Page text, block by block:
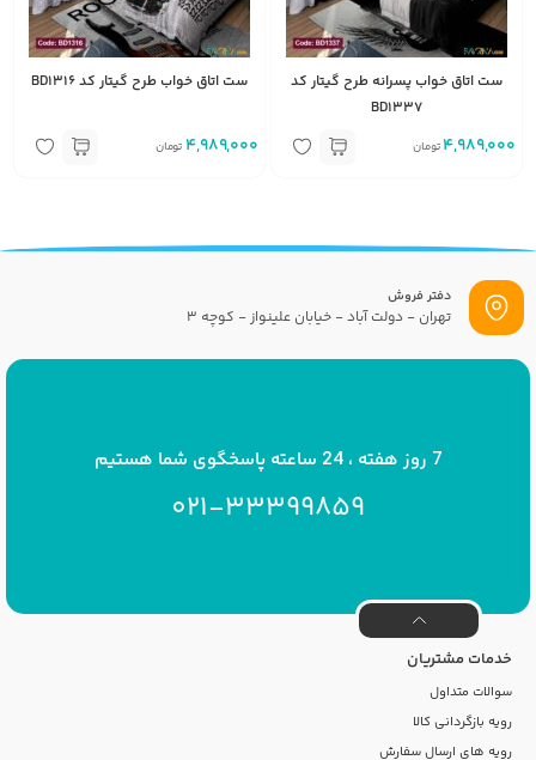
ست اتاق خواب پسرانه طرح گیتار کد
BD1337
4,989,000 تومان
ست اتاق خواب طرح گیتار کد BD1316
4,989,000 تومان
دفتر فروش
تهران - دولت آباد - خیابان علینواز - کوچه 3
7 روز هفته ، 24 ساعته پاسخگوی شما هستیم
021-33399859
خدمات مشتریان
سوالات متداول
رویه بازگردانی کالا
رویه های ارسال سفارش